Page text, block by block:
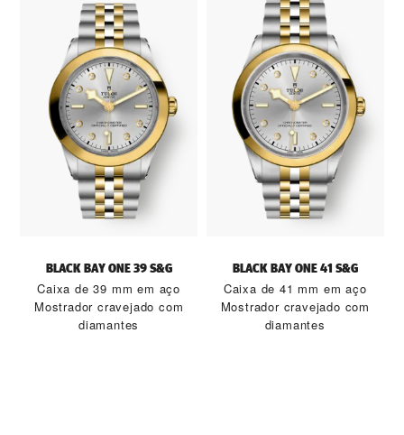
BLACK BAY ONE 39 S&G
Caixa de 39 mm em aço
Mostrador cravejado com
diamantes
BLACK BAY ONE 41 S&G
Caixa de 41 mm em aço
Mostrador cravejado com
diamantes